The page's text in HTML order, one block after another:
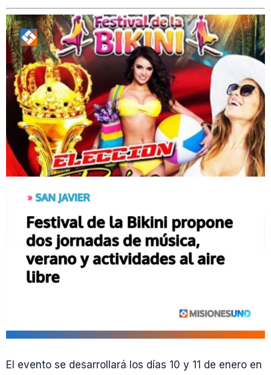
El evento se desarrollará los días 10 y 11 de enero en